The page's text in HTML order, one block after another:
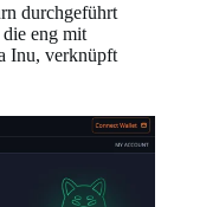
durchgeführt
eng mit
Inu, verknüpft